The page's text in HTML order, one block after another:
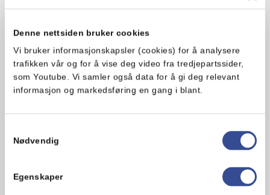
Denne nettsiden bruker cookies
Vi bruker informasjonskapsler (cookies) for å analysere
trafikken vår og for å vise deg video fra tredjepartssider,
som Youtube. Vi samler også data for å gi deg relevant
informasjon og markedsføring en gang i blant.
Nødvendig
Egenskaper
glad i.
Marsipankuler:
Senk varmen til middels lav og legg en
bolle i egnet størrelse over kjelen slik at